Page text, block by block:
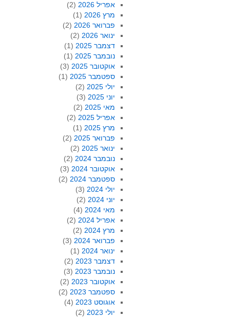
אפריל 2026
(2)
מרץ 2026
(1)
פברואר 2026
(2)
ינואר 2026
(2)
דצמבר 2025
(1)
נובמבר 2025
(1)
אוקטובר 2025
(3)
ספטמבר 2025
(1)
יולי 2025
(2)
יוני 2025
(3)
מאי 2025
(2)
אפריל 2025
(2)
מרץ 2025
(1)
פברואר 2025
(2)
ינואר 2025
(2)
נובמבר 2024
(2)
אוקטובר 2024
(3)
ספטמבר 2024
(2)
יולי 2024
(3)
יוני 2024
(2)
מאי 2024
(4)
אפריל 2024
(2)
מרץ 2024
(2)
פברואר 2024
(3)
ינואר 2024
(1)
דצמבר 2023
(2)
נובמבר 2023
(3)
אוקטובר 2023
(2)
ספטמבר 2023
(2)
אוגוסט 2023
(4)
יולי 2023
(2)